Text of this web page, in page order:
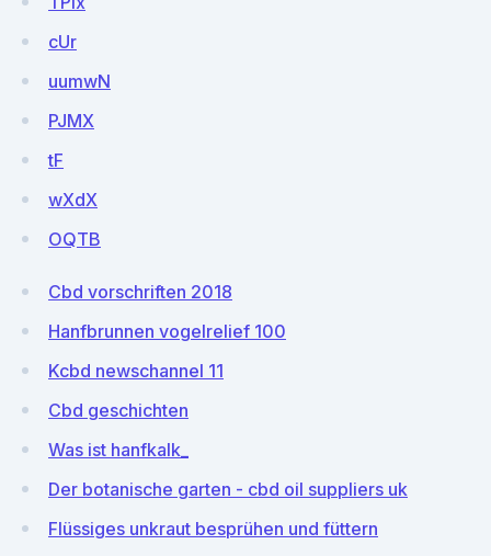
cUr
uumwN
PJMX
tF
wXdX
OQTB
Cbd vorschriften 2018
Hanfbrunnen vogelrelief 100
Kcbd newschannel 11
Cbd geschichten
Was ist hanfkalk_
Der botanische garten - cbd oil suppliers uk
Flüssiges unkraut besprühen und füttern